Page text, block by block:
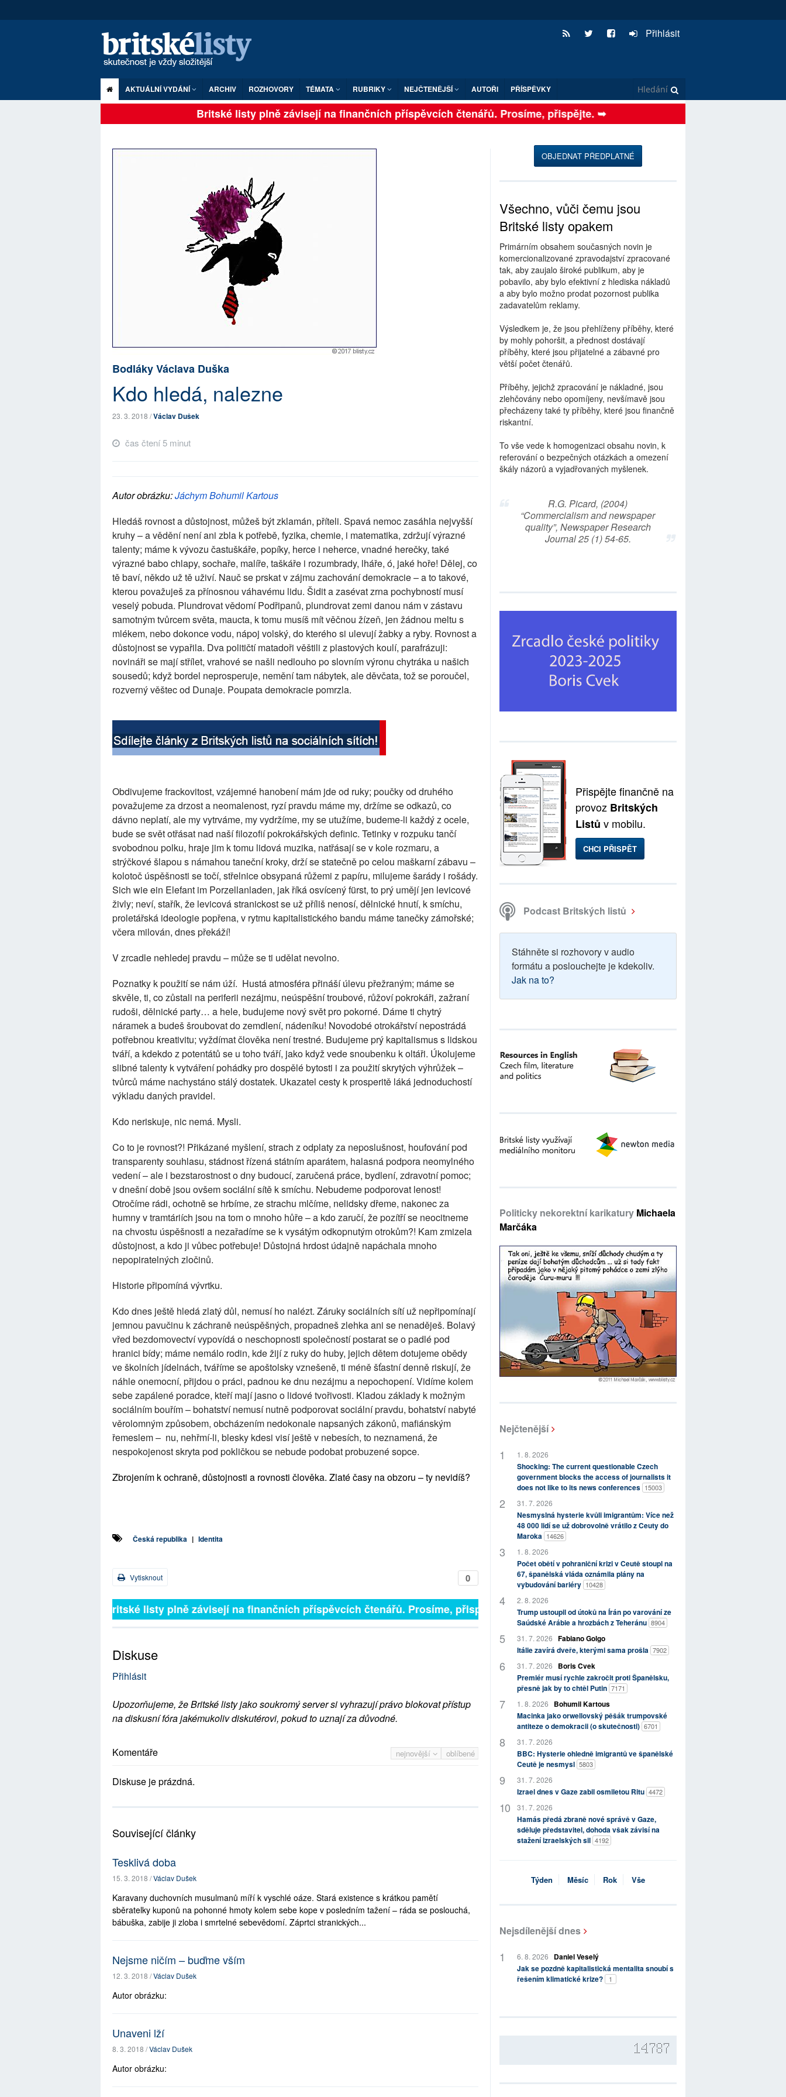
Přihlásit
AKTUÁLNÍ VYDÁNÍ ARCHIV ROZHOVORY TÉMATA RUBRIKY NEJČTENĚJŠÍ AUTOŘI PŘÍSPĚVKY
Britské listy plně závisejí na finančních příspěvcích čtenářů. Prosíme, přispějte. ➥
Bodláky Václava Duška
Kdo hledá, nalezne
23. 3. 2018 /Václav Dušek
čas čtení 5 minut
Autor obrázku:Jáchym Bohumil Kartous
Hledáš rovnost a důstojnost, můžeš být zklamán, příteli. Spavá nemoc zasáhla nejvyšší
kruhy – a vědění není ani zbla k potřebě, fyzika, chemie, i matematika, zdržují výrazné
talenty; máme k vývozu častuškáře, popíky, herce i neherce, vnadné herečky, také
výrazné babo chlapy, sochaře, malíře, taškáře i rozumbrady, lháře, ó, jaké hoře! Dělej, co
tě baví, někdo už tě uživí. Nauč se prskat v zájmu zachování demokracie – a to takové,
kterou považuješ za přínosnou váhavému lidu. Šidit a zasévat zrna pochybností musí
veselý pobuda. Plundrovat vědomí Podřipanů, plundrovat zemi danou nám v zástavu
samotným tvůrcem světa, maucta, k tomu musíš mít věčnou žízeň, jen žádnou meltu s
mlékem, nebo dokonce vodu, nápoj volský, do kterého si ulevují žabky a ryby. Rovnost a
důstojnost se vypařila. Dva političtí matadoři věštili z plastových koulí, parafrázuji:
novináři se mají střílet, vrahové se našli nedlouho po slovním výronu chytráka u našich
sousedů; když bordel neprosperuje, nemění tam nábytek, ale děvčata, tož se poroučel,
rozverný věštec od Dunaje. Poupata demokracie pomrzla.
Obdivujeme frackovitost, vzájemné hanobení mám jde od ruky; poučky od druhého
považujeme za drzost a neomalenost, ryzí pravdu máme my, držíme se odkazů, co
dávno neplatí, ale my vytrváme, my vydržíme, my se utužíme, budeme-li každý z ocele,
bude se svět otřásat nad naší filozofií pokrokářských definic. Tetinky v rozpuku tančí
svobodnou polku, hraje jim k tomu lidová muzika, natřásají se v kole rozmaru, a
strýčkové šlapou s námahou taneční kroky, drží se statečně po celou maškarní zábavu –
kolotoč úspěšnosti se točí, střelnice obsypaná růžemi z papíru, milujeme šarády i rošády.
Sich wie ein Elefant im Porzellanladen, jak říká osvícený fürst, to prý umějí jen levicové
živly; neví, stařík, že levicová stranickost se už příliš nenosí, dělnické hnutí, k smíchu,
proletářská ideologie popřena, v rytmu kapitalistického bandu máme tanečky zámořské;
včera milován, dnes překáží!
V zrcadle nehledej pravdu – může se ti udělat nevolno.
Poznatky k použití se nám úží. Hustá atmosféra přináší úlevu přežraným; máme se
skvěle, ti, co zůstali na periferii nezájmu, neúspěšní troubové, růžoví pokrokáři, zažraní
rudoši, dělnické party… a hele, budujeme nový svět pro pokorné. Dáme ti chytrý
náramek a budeš šroubovat do zemdlení, nádeníku! Novodobé otrokářství nepostrádá
potřebnou kreativitu; vyždímat člověka není trestné. Budujeme prý kapitalismus s lidskou
tváří, a kdekdo z potentátů se u toho tváří, jako když vede snoubenku k oltáři. Úkolujeme
slibné talenty k vytváření pohádky pro dospělé bytosti i za použití skrytých výhrůžek –
tvůrců máme nachystáno stálý dostatek. Ukazatel cesty k prosperitě láká jednoduchostí
výkladu daných pravidel.
Kdo neriskuje, nic nemá. Mysli.
Co to je rovnost?! Přikázané myšlení, strach z odplaty za neposlušnost, houfování pod
transparenty souhlasu, stádnost řízená státním aparátem, halasná podpora neomylného
vedení – ale i bezstarostnost o dny budoucí, zaručená práce, bydlení, zdravotní pomoc;
v dnešní době jsou ovšem sociální sítě k smíchu. Nebudeme podporovat lenost!
Otročíme rádi, ochotně se hrbíme, ze strachu mlčíme, nelidsky dřeme, nakonec za
humny v tramtáriích jsou na tom o mnoho hůře – a kdo zaručí, že pozítří se neocitneme
na chvostu úspěšnosti a nezařadíme se k vysátým odkopnutým otrokům?! Kam zmizela
důstojnost, a kdo ji vůbec potřebuje! Důstojná hrdost údajně napáchala mnoho
nepopiratelných zločinů.
Historie připomíná vývrtku.
Kdo dnes ještě hledá zlatý důl, nemusí ho nalézt. Záruky sociálních sítí už nepřipomínají
jemnou pavučinu k záchraně neúspěšných, propadneš zlehka ani se nenaděješ. Bolavý
vřed bezdomovectví vypovídá o neschopnosti společností postarat se o padlé pod
hranici bídy; máme nemálo rodin, kde žijí z ruky do huby, jejich dětem dotujeme obědy
ve školních jídelnách, tváříme se apoštolsky vznešeně, ti méně šťastní denně riskují, že
náhle onemocní, přijdou o práci, padnou ke dnu nezájmu a nepochopení. Vidíme kolem
sebe zapálené poradce, kteří mají jasno o lidové tvořivosti. Kladou základy k možným
sociálním bouřím – bohatství nemusí nutně podporovat sociální pravdu, bohatství nabyté
věrolomným způsobem, obcházením nedokonale napsaných zákonů, mafiánským
řemeslem – nu, nehřmí-li, blesky kdesi visí ještě v nebesích, to neznamená, že
nespokojenost skryta pod pokličkou se nebude podobat probuzené sopce.
Zbrojením k ochraně, důstojnosti a rovnosti člověka. Zlaté časy na obzoru – ty nevidíš?
Česká republika | Identita
0
Vytisknout
Britské listy plně závisejí na finančních příspěvcích čtenářů. Prosíme, přispějte. ➥
Diskuse
Přihlásit
Upozorňujeme, že Britské listy jako soukromý server si vyhrazují právo blokovat přístup
na diskusní fóra jakémukoliv diskutérovi, pokud to uznají za důvodné.
nejnovější oblíbené
Komentáře
Diskuse je prázdná.
Související články
Tesklivá doba
15. 3. 2018 /Václav Dušek
Karavany duchovních musulmanů míří k vyschlé oáze. Stará existence s krátkou pamětí
sběratelky kuponů na pohonné hmoty kolem sebe kope v posledním tažení – ráda se poslouchá,
bábuška, zabije ji zloba i smrtelné sebevědomí. Záprtci stranických...
Nejsme ničím – buďme vším
12. 3. 2018 /Václav Dušek
Autor obrázku:
Unaveni lží
8. 3. 2018 /Václav Dušek
Autor obrázku:
OBJEDNAT PŘEDPLATNÉ
Všechno, vůči čemu jsou
Britské listy opakem
Primárním obsahem současných novin je
komercionalizované zpravodajství zpracované
tak, aby zaujalo široké publikum, aby je
pobavilo, aby bylo efektivní z hlediska nákladů
a aby bylo možno prodat pozornost publika
zadavatelům reklamy.
Výsledkem je, že jsou přehlíženy příběhy, které
by mohly pohoršit, a přednost dostávají
příběhy, které jsou přijatelné a zábavné pro
větší počet čtenářů.
Příběhy, jejichž zpracování je nákladné, jsou
zlehčovány nebo opomíjeny, nevšímavě jsou
přecházeny také ty příběhy, které jsou finančně
riskantní.
To vše vede k homogenizaci obsahu novin, k
referování o bezpečných otázkách a omezení
škály názorů a vyjadřovaných myšlenek.
R.G. Picard, (2004)
“Commercialism and newspaper
quality”, Newspaper Research
Journal 25 (1) 54-65.
Přispějte finančně na
provoz Britských
Listů v mobilu.
CHCI PŘISPĚT
Podcast Britských listů
Stáhněte si rozhovory v audio
formátu a poslouchejte je kdekoliv.
Jak na to?
Politicky nekorektní karikatury Michaela
Marčáka
Nejčtenější
1. 8. 2026
Shocking: The current questionable Czech
government blocks the access of journalists it
does not like to its news conferences 15003
31. 7. 2026
Nesmyslná hysterie kvůli imigrantům: Více než
48 000 lidí se už dobrovolně vrátilo z Ceuty do
Maroka 14626
1. 8. 2026
Počet obětí v pohraniční krizi v Ceutě stoupl na
67, španělská vláda oznámila plány na
vybudování bariéry 10428
2. 8. 2026
Trump ustoupil od útoků na Írán po varování ze
Saúdské Arábie a hrozbách z Teheránu 8904
31. 7. 2026 Fabiano Golgo
Itálie zavírá dveře, kterými sama prošla 7902
31. 7. 2026
Boris Cvek
Premiér musí rychle zakročit proti Španělsku,
přesně jak by to chtěl Putin 7171
1. 8. 2026
Bohumil Kartous
Macinka jako orwellovský pěšák trumpovské
antiteze o demokracii (o skutečnosti) 6701
31. 7. 2026
BBC: Hysterie ohledně imigrantů ve španělské
Ceutě je nesmysl 5803
31. 7. 2026
Izrael dnes v Gaze zabil osmiletou Ritu 4472
31. 7. 2026
Hamás předá zbraně nové správě v Gaze,
sděluje představitel, dohoda však závisí na
stažení izraelských sil 4192
Týden Měsíc Rok Vše
Nejsdílenější dnes
6. 8. 2026
Daniel Veselý
Jak se pozdně kapitalistická mentalita snoubí s
řešením klimatické krize?
1
14787